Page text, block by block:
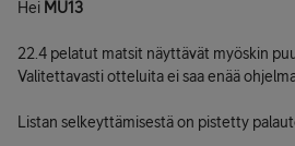
Hei MU13
22.4 pelatut matsit näyttävät myöskin
Valitettavasti otteluita ei saa enää
Listan selkeyttämisestä on pistetty